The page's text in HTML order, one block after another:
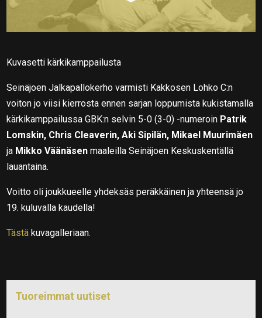
Kuvasetti kärkikamppailusta
Seinäjoen Jalkapallokerho varmisti Kakkosen Lohko C:n
voiton jo viisi kierrosta ennen sarjan loppumista kukistamalla
kärkikamppailussa GBK:n selvin 5-0 (3-0) -numeroin Patrik
Lomskin, Chris Cleaverin, Aki Sipilän, Mikael Muurimäen
ja Mikko Väänäsenmaaleilla Seinäjoen Keskuskentällä
lauantaina.
Voitto oli joukkueelle yhdeksäs peräkkäinen ja yhteensä jo
19. kuluvalla kaudella!
Tästä kuvagalleriaan.
Tuoreimmat uutiset